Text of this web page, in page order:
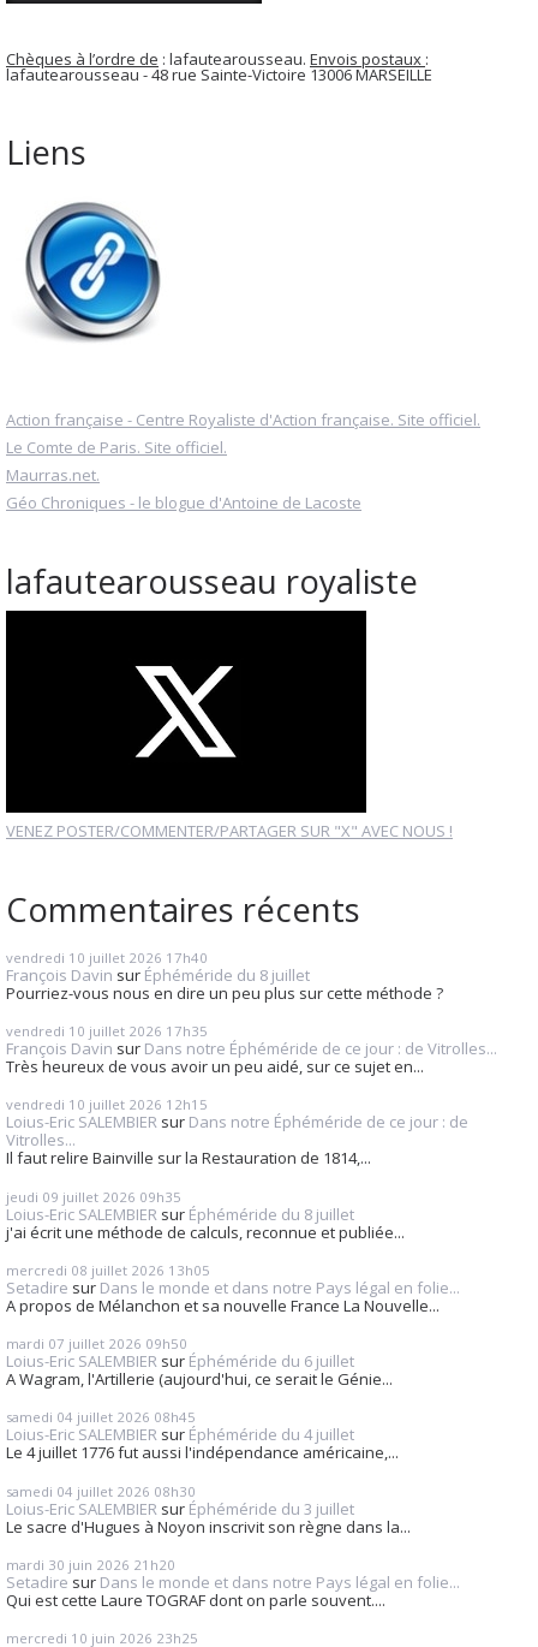
Chèques à l’ordre de : lafautearousseau. Envois postaux :
lafautearousseau - 48 rue Sainte-Victoire 13006 MARSEILLE
Liens
Action française - Centre Royaliste d'Action française. Site officiel.
Le Comte de Paris. Site officiel.
Maurras.net.
Géo Chroniques - le blogue d'Antoine de Lacoste
lafautearousseau royaliste
VENEZ POSTER/COMMENTER/PARTAGER SUR "X" AVEC NOUS !
Commentaires récents
vendredi 10 juillet 2026 17h40
François Davin sur Éphéméride du 8 juillet
Pourriez-vous nous en dire un peu plus sur cette méthode ?
vendredi 10 juillet 2026 17h35
François Davin sur Dans notre Éphéméride de ce jour : de Vitrolles...
Très heureux de vous avoir un peu aidé, sur ce sujet en...
vendredi 10 juillet 2026 12h15
Loius-Eric SALEMBIER sur Dans notre Éphéméride de ce jour : de
Vitrolles...
Il faut relire Bainville sur la Restauration de 1814,...
jeudi 09 juillet 2026 09h35
Loius-Eric SALEMBIER sur Éphéméride du 8 juillet
j'ai écrit une méthode de calculs, reconnue et publiée...
mercredi 08 juillet 2026 13h05
Setadire sur Dans le monde et dans notre Pays légal en folie...
A propos de Mélanchon et sa nouvelle France La Nouvelle...
mardi 07 juillet 2026 09h50
Loius-Eric SALEMBIER sur Éphéméride du 6 juillet
A Wagram, l'Artillerie (aujourd'hui, ce serait le Génie...
samedi 04 juillet 2026 08h45
Loius-Eric SALEMBIER sur Éphéméride du 4 juillet
Le 4 juillet 1776 fut aussi l'indépendance américaine,...
samedi 04 juillet 2026 08h30
Loius-Eric SALEMBIER sur Éphéméride du 3 juillet
Le sacre d'Hugues à Noyon inscrivit son règne dans la...
mardi 30 juin 2026 21h20
Setadire sur Dans le monde et dans notre Pays légal en folie...
Qui est cette Laure TOGRAF dont on parle souvent....
mercredi 10 juin 2026 23h25